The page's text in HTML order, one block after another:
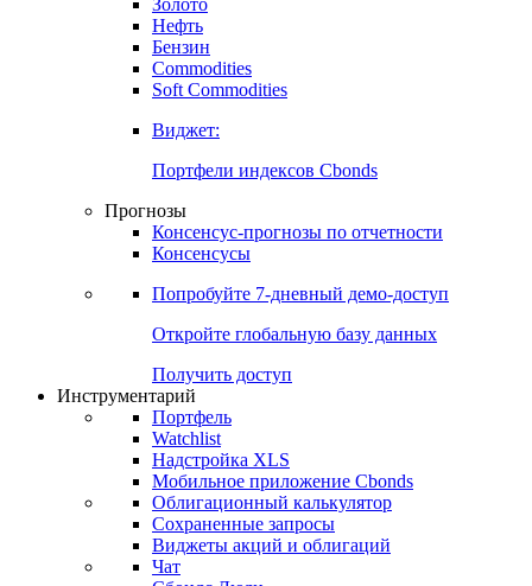
Карта процентных ставок
Commodities
Золото
Бензин
Soft Commodities
Виджет:
Портфели индексов Cbonds
Прогнозы
Консенсусы
Попробуйте7-дневный
Откройте глобальную базу данных
Получить доступ
Инструментарий
Портфель
Watchlist
Надстройка XLS
Мобильное приложение Cbonds